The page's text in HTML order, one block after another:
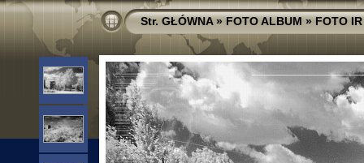
Str. GŁÓWNA»FOTO ALBUM»FOTO IR